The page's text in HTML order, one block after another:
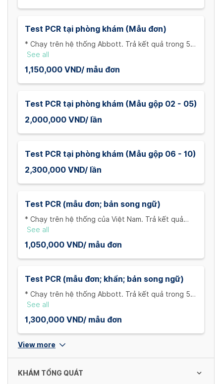
Test PCR tại phòng khám (Mẫu đơn)
* Chạy trên hệ thống Abbott. Trả kết quả trong 5
giờ + thời gian di chuyển từ khách hàng về phòng
khám
See all
1,150,000 VND/ mẫu đơn
Test PCR tại phòng khám (Mẫu gộp 02 - 05)
2,000,000 VND/ lần
Test PCR tại phòng khám (Mẫu gộp 06 - 10)
2,300,000 VND/ lần
Test PCR (mẫu đơn; bản song ngữ)
* Chạy trên hệ thống của Việt Nam. Trả kết quả
trong 24 giờ + thời gian di chuyển từ khách hàng về
phòng khám
See all
1,050,000 VND/ mẫu đơn
Test PCR (mẫu đơn; khẩn; bản song ngữ)
* Chạy trên hệ thống Abbott. Trả kết quả trong 5
giờ + thời gian di chuyển từ khách hàng về phòng
khám
See all
1,300,000 VND/ mẫu đơn
View more
KHÁM TỔNG QUÁT